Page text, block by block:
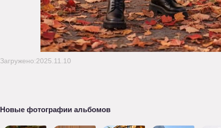
Загружено:2025.11.10
Новые фотографии альбомов